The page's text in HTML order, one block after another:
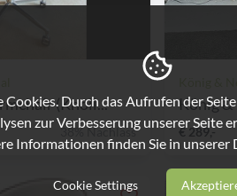
(Knoll...
38% Nachlass
König
€ 289,-
Durch das Aufrufen der
zur Verbesserung unserer Seite
Informationen finden Sie in unserer
Cookie Settings